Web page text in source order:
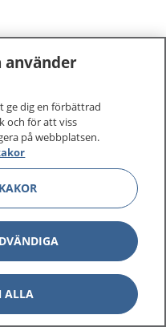
använder
ge dig en förbättrad
och för att viss
på webbplatsen.
ALLA